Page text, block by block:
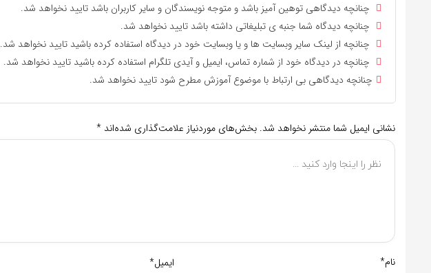
چنانچه دیدگاهی توهین آمیز باشد و متوجه نویسندگان و سایر کاربران باشد تایید نخواهد شد.
چنانچه دیدگاه شما جنبه ی تبلیغاتی داشته باشد تایید نخواهد شد.
چنانچه از لینک سایر وبسایت ها و یا وبسایت خود در دیدگاه استفاده کرده باشید تایید نخواهد شد.
چنانچه در دیدگاه خود از شماره تماس، ایمیل و آیدی تلگرام استفاده کرده باشید تایید نخواهد شد.
چنانچه دیدگاهی بی ارتباط با موضوع آموزش مطرح شود تایید نخواهد شد.
نشانی ایمیل شما منتشر نخواهد شد. بخش‌های موردنیاز علامت‌گذاری شده‌اند *
نام* ایمیل*